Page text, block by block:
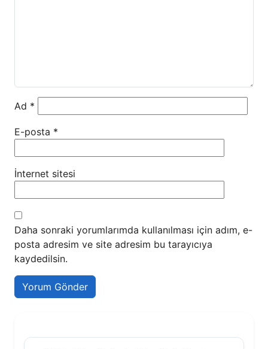
Ad *
E-posta *
İnternet sitesi
Daha sonraki yorumlarımda kullanılması için adım, e-
posta adresim ve site adresim bu tarayıcıya
kaydedilsin.